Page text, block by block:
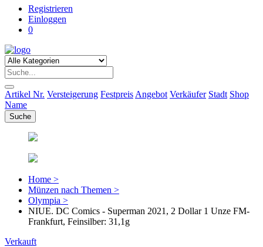
Registrieren
Einloggen
0
Artikel Nr. Versteigerung Festpreis Angebot Verkäufer Stadt Shop
Name
Home >
Münzen nach Themen >
Olympia >
NIUE. DC Comics - Superman 2021, 2 Dollar 1 Unze FM-
Frankfurt, Feinsilber: 31,1g
Verkauft